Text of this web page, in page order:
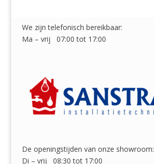
We zijn telefonisch bereikbaar:
Ma – vrij 07:00 tot 17:00
De openingstijden van onze showroom:
Di – vrij 08:30 tot 17:00